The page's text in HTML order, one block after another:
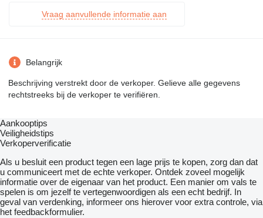
Vraag aanvullende informatie aan
Belangrijk
Beschrijving verstrekt door de verkoper. Gelieve alle gegevens
rechtstreeks bij de verkoper te verifiëren.
Aankooptips
Veiligheidstips
Verkoperverificatie
Als u besluit een product tegen een lage prijs te kopen, zorg dan dat
u communiceert met de echte verkoper. Ontdek zoveel mogelijk
informatie over de eigenaar van het product. Een manier om vals te
spelen is om jezelf te vertegenwoordigen als een echt bedrijf. In
geval van verdenking, informeer ons hierover voor extra controle, via
het feedbackformulier.